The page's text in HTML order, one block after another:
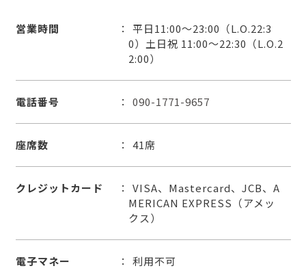
営業時間
平日11:00～23:00（L.O.22:3
0）土日祝 11:00～22:30（L.O.2
2:00）
電話番号 090-1771-9657
座席数 41席
クレジットカード
VISA、Mastercard、JCB、A
MERICAN EXPRESS（アメッ
クス）
電子マネー 利用不可